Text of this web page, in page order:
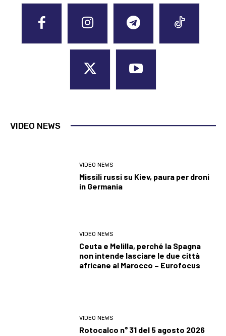
VIDEO NEWS
VIDEO NEWS
Missili russi su Kiev, paura per droni
in Germania
VIDEO NEWS
Ceuta e Melilla, perché la Spagna
non intende lasciare le due città
africane al Marocco – Eurofocus
VIDEO NEWS
Rotocalco n° 31 del 5 agosto 2026